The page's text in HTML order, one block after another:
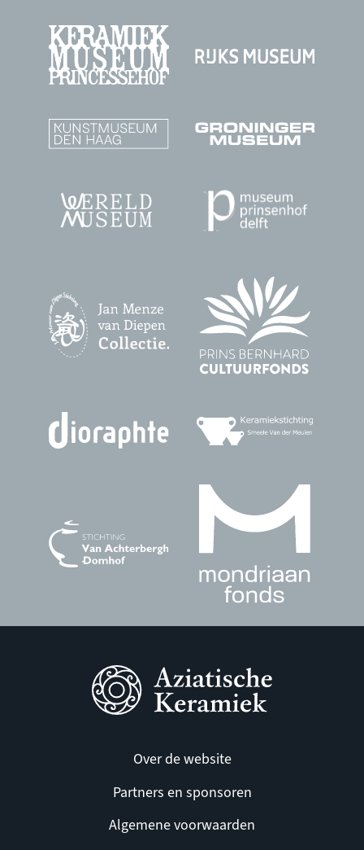
Over de website
Partners en sponsoren
Algemene voorwaarden